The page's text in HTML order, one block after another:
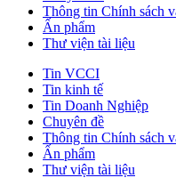
Thông tin Chính sách
Ấn phẩm
Thư viện tài liệu
Tin VCCI
Tin kinh tế
Tin Doanh Nghiệp
Chuyên đề
Thông tin Chính sách
Ấn phẩm
Thư viện tài liệu